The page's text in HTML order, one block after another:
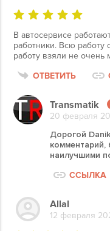
В автосервисе
работники. Всю работу
работу взяли не очень
ОТВЕТИТЬ
Transmatik
20 февраля
Дорогой
наилучшими
ССЫЛКА
Allal
12 февраля